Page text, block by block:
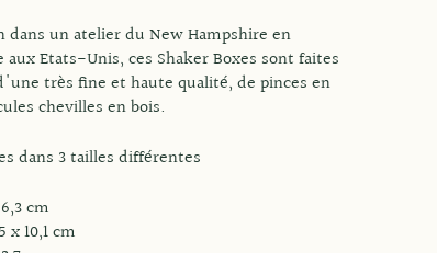
dans un atelier du New Hampshire en
Etats-Unis, ces Shaker Boxes sont faites
très fine et haute qualité, de pinces en
chevilles en bois.
dans 3 tailles différentes
cm
x 10,1 cm